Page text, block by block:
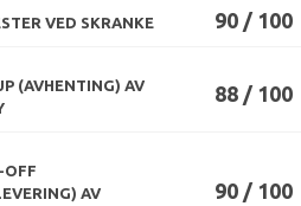
VED SKRANKE 90 / 100
(AVHENTING) AV
88 / 100
OFF
AV
90 / 100